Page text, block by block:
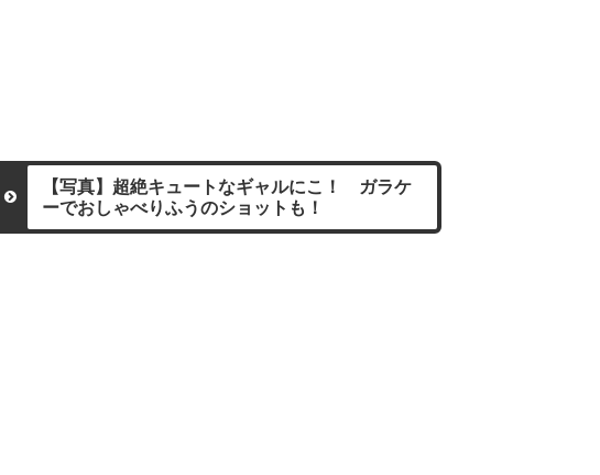
【写真】超絶キュートなギャルにこ！ ガラケ
ーでおしゃべりふうのショットも！